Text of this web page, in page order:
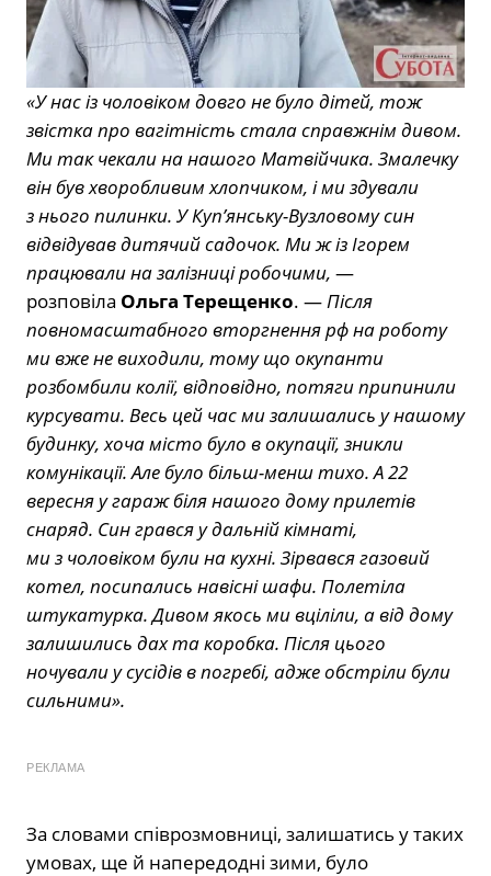
«У нас із чоловіком довго не було дітей, тож
звістка про вагітність стала справжнім дивом.
Ми так чекали на нашого Матвійчика. Змалечку
він був хворобливим хлопчиком, і ми здували
з нього пилинки. У Куп’янську-Вузловому син
відвідував дитячий садочок. Ми ж із Ігорем
працювали на залізниці робочими, —
розповіла Ольга Терещенко. — Після
повномасштабного вторгнення рф на роботу
ми вже не виходили, тому що окупанти
розбомбили колії, відповідно, потяги припинили
курсувати. Весь цей час ми залишались у нашому
будинку, хоча місто було в окупації, зникли
комунікації. Але було більш-менш тихо. А 22
вересня у гараж біля нашого дому прилетів
снаряд. Син грався у дальній кімнаті,
ми з чоловіком були на кухні. Зірвався газовий
котел, посипались навісні шафи. Полетіла
штукатурка. Дивом якось ми вціліли, а від дому
залишились дах та коробка. Після цього
ночували у сусідів в погребі, адже обстріли були
сильними».
РЕКЛАМА
За словами співрозмовниці, залишатись у таких
умовах, ще й напередодні зими, було